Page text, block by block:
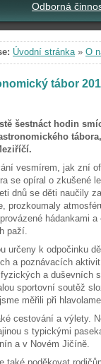
Odborná
Úvodní stránka» O
tábor
šestnáct hodin
vesmírem, jak zní
se opíral o zkušené
dnů se děti naučily
prozkoumaly
hádankami
paží.
určeny k odpočinku
a poznávacích
a duševních
sportovní soutěž
měřili při
cestování a výlety.
s typickými
a v Novém Jičíně.